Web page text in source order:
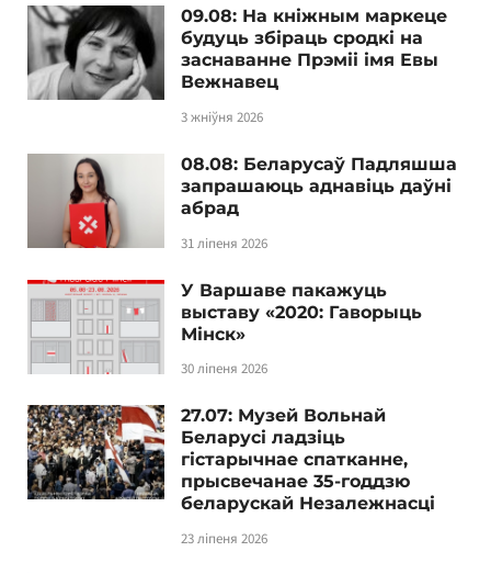
09.08: На кніжным маркеце
будуць збіраць сродкі на
заснаванне Прэміі імя Евы
Вежнавец
3 жніўня 2026
08.08: Беларусаў Падляшша
запрашаюць аднавіць даўні
абрад
31 ліпеня 2026
У Варшаве пакажуць
выставу «2020: Гаворыць
Мінск»
30 ліпеня 2026
27.07: Музей Вольнай
Беларусі ладзіць
гістарычнае спатканне,
прысвечанае 35-годдзю
беларускай Незалежнасці
23 ліпеня 2026